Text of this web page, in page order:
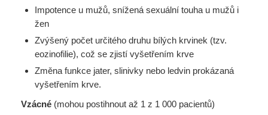
Impotence u mužů, snížená sexuální touha u mužů i
žen
Zvýšený počet určitého druhu bílých krvinek (tzv.
eozinofilie), což se zjistí vyšetřením krve
Změna funkce jater, slinivky nebo ledvin prokázaná
vyšetřením krve.
Vzácné (mohou postihnout až 1 z 1 000 pacientů)